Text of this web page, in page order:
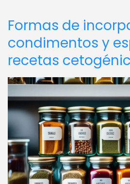
Formas de
condimentos y
recetas